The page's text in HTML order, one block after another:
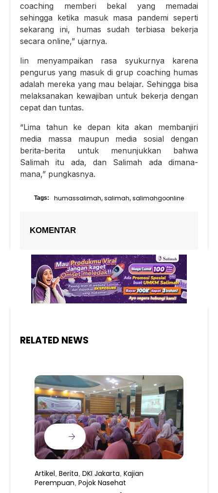
coaching memberi bekal yang memadai
sehingga ketika masuk masa pandemi seperti
sekarang ini, humas sudah terbiasa bekerja
secara online,” ujarnya.
Iin menyampaikan rasa syukurnya karena
pengurus yang masuk di grup coaching humas
adalah mereka yang mau belajar. Sehingga bisa
melaksanakan kewajiban untuk bekerja dengan
cepat dan tuntas.
“Lima tahun ke depan kita akan membanjiri
media massa maupun media sosial dengan
berita-berita untuk menunjukkan bahwa
Salimah itu ada, dan Salimah ada dimana-
mana,” pungkasnya.
Tags: humassalimah, salimah, salimahgoonline
KOMENTAR
RELATED NEWS
Artikel Berita DKI Jakarta Kajian
Perempuan Pojok Nasehat